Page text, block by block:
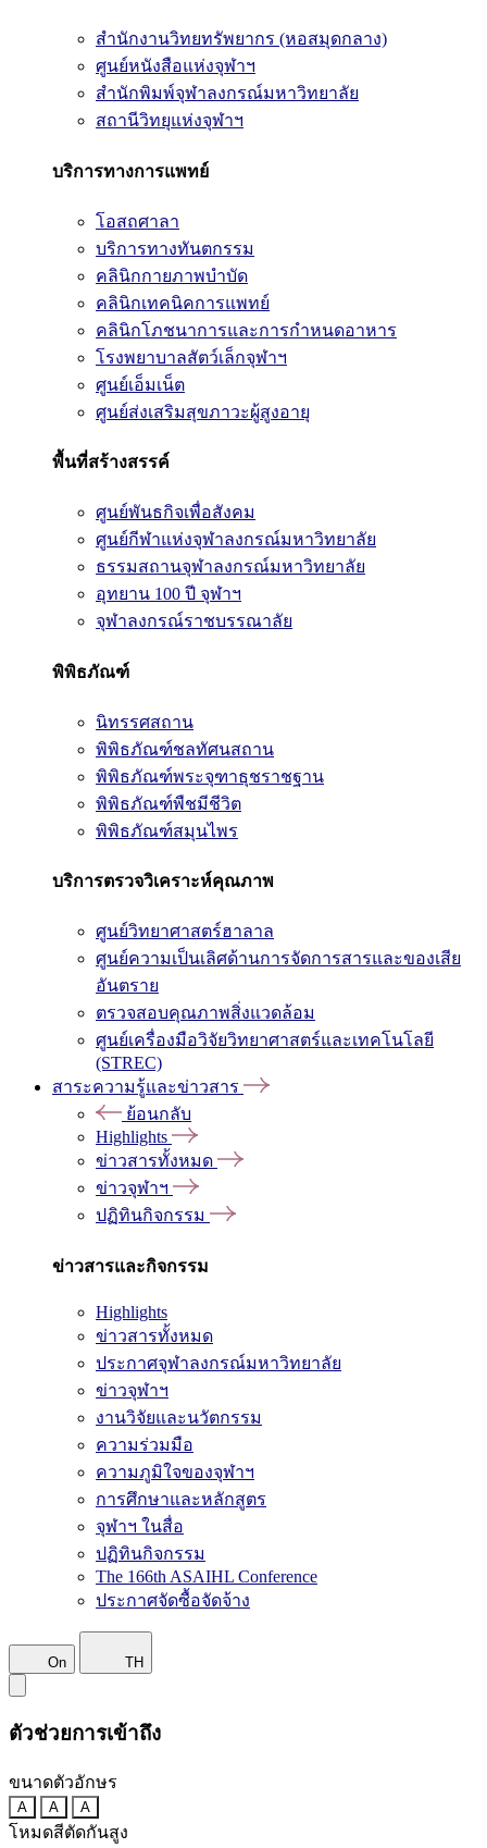
สำนักงานวิทยทรัพยากร (หอสมุดกลาง)
ศูนย์หนังสือแห่งจุฬาฯ
สำนักพิมพ์จุฬาลงกรณ์มหาวิทยาลัย
สถานีวิทยุแห่งจุฬาฯ
บริการทางการแพทย์
โอสถศาลา
บริการทางทันตกรรม
คลินิกกายภาพบำบัด
คลินิกเทคนิคการแพทย์
คลินิกโภชนาการและการกำหนดอาหาร
โรงพยาบาลสัตว์เล็กจุฬาฯ
ศูนย์เอ็มเน็ต
ศูนย์ส่งเสริมสุขภาวะผู้สูงอายุ
พื้นที่สร้างสรรค์
ศูนย์พันธกิจเพื่อสังคม
ศูนย์กีฬาแห่งจุฬาลงกรณ์มหาวิทยาลัย
ธรรมสถานจุฬาลงกรณ์มหาวิทยาลัย
อุทยาน 100 ปี จุฬาฯ
จุฬาลงกรณ์ราชบรรณาลัย
พิพิธภัณฑ์
นิทรรศสถาน
พิพิธภัณฑ์ชลทัศนสถาน
พิพิธภัณฑ์พระจุฑาธุชราชฐาน
พิพิธภัณฑ์พืชมีชีวิต
พิพิธภัณฑ์สมุนไพร
บริการตรวจวิเคราะห์คุณภาพ
ศูนย์วิทยาศาสตร์ฮาลาล
ศูนย์ความเป็นเลิศด้านการจัดการสารและของเสีย
อันตราย
ตรวจสอบคุณภาพสิ่งแวดล้อม
ศูนย์เครื่องมือวิจัยวิทยาศาสตร์และเทคโนโลยี
(STREC)
สาระความรู้และข่าวสาร
ย้อนกลับ
Highlights
ข่าวสารทั้งหมด
ข่าวจุฬาฯ
ปฏิทินกิจกรรม
ข่าวสารและกิจกรรม
Highlights
ข่าวสารทั้งหมด
ประกาศจุฬาลงกรณ์มหาวิทยาลัย
ข่าวจุฬาฯ
งานวิจัยและนวัตกรรม
ความร่วมมือ
ความภูมิใจของจุฬาฯ
การศึกษาและหลักสูตร
จุฬาฯ ในสื่อ
ปฏิทินกิจกรรม
The 166th ASAIHL Conference
ประกาศจัดซื้อจัดจ้าง
On TH
ตัวช่วยการเข้าถึง
ขนาดตัวอักษร
A A A
โหมดสีตัดกันสูง